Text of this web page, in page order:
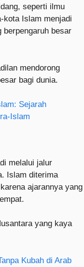
seperti ilmu
kota Islam menjadi
berpengaruh besar
mendorong
bagi dunia.
Sejarah
Islam
melalui jalur
Islam diterima
ajarannya yang
yang kaya
Kubah di Arab